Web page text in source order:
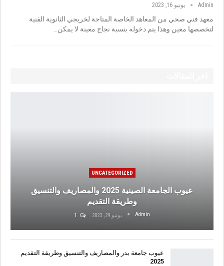
Admin يونيو 16, 2023
معهد فني صحي من المعاهد الخاصة المتاحة لخريجي الثانوية الفنية
لتخصصها معين وهذا يتم دخوله بنسبة نجاح معينة لا يمكن…
UNCATEGORIZED
عيوب الجامعة الصينية 2025 والمصاريف والتنسيق
وطريقة التقديم
Admin يونيو 29, 2023
عيوب جامعة بدر والمصاريف والتنسيق وطريقة التقديم
2025